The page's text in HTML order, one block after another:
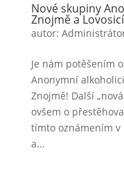
Nové skupiny
Znojmě a
autor:
Je nám potěšením
Anonymní
Znojmě! Další
ovšem o
tímto oznámením
a...